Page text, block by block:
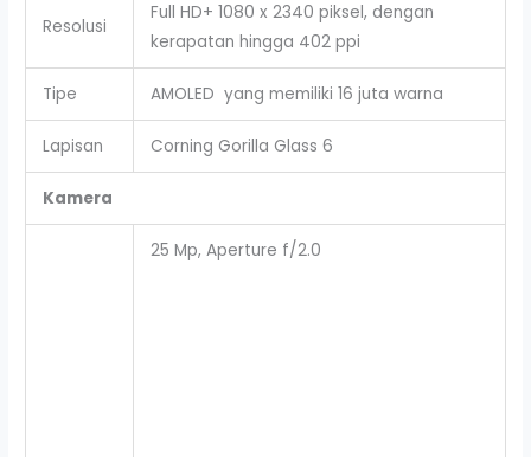
Resolusi
Full HD+ 1080 x 2340 piksel, dengan
kerapatan hingga 402 ppi
Tipe AMOLED yang memiliki 16 juta warna
Lapisan Corning Gorilla Glass 6
Kamera
25 Mp, Aperture f/2.0